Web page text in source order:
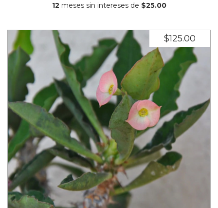
12 meses sin intereses de $25.00
$125.00